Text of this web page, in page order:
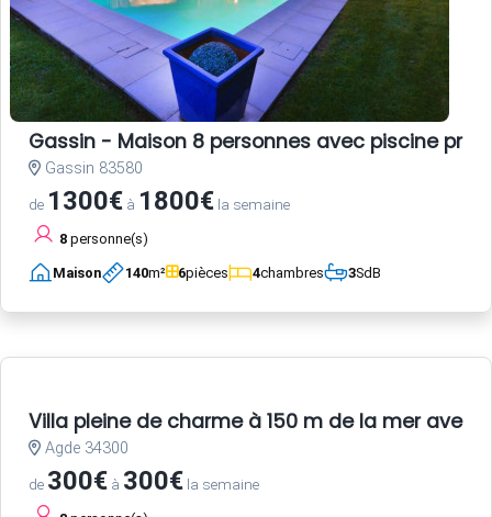
Gassin - Maison 8 personnes avec piscine
Gassin 83580
de 1300€ à 1800€ la semaine
8 personne(s)
Maison 140m² 6pièces 4chambres 3SdB
Villa pleine de charme à 150 m de la mer avec
Agde 34300
de 300€ à 300€ la semaine